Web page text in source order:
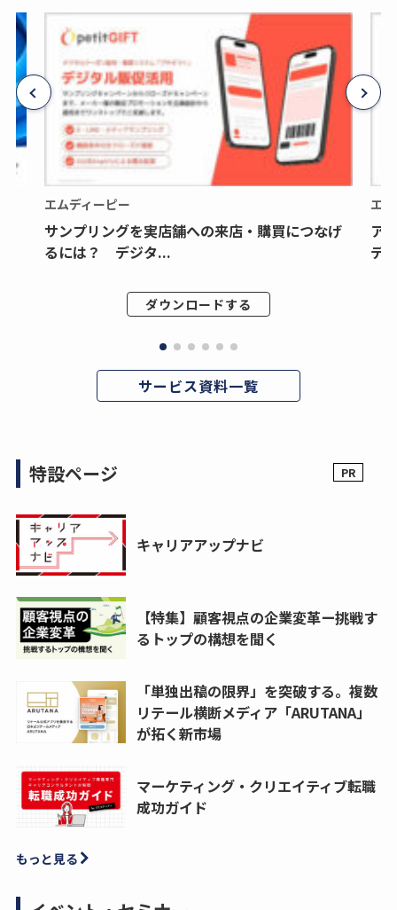
エムディーピー
サンプリングを実店舗への来店・購買につなげ
るには？ デジタ...
ダウンロードする
エ
ア
デ
サービス資料一覧
特設ページ
キャリアアップナビ
【特集】顧客視点の企業変革ー挑戦す
るトップの構想を聞く
「単独出稿の限界」を突破する。複数
リテール横断メディア「ARUTANA」
が拓く新市場
マーケティング・クリエイティブ転職
成功ガイド
もっと見る